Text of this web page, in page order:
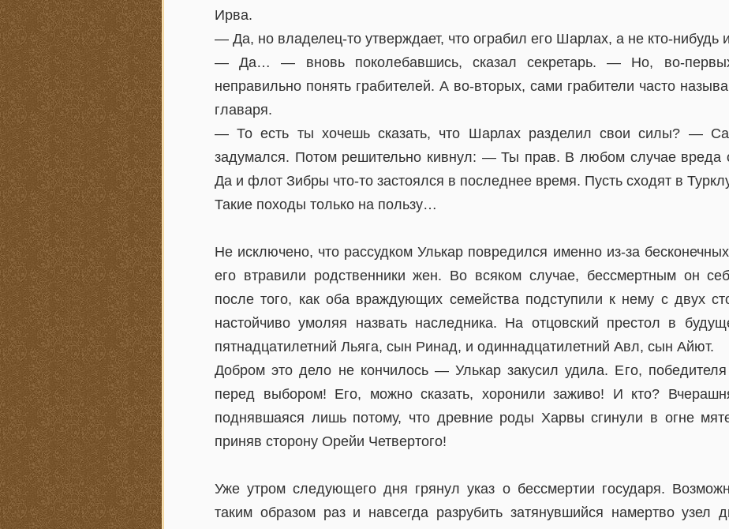
Ирва.
— Да, но владелец-то утверждает, что ограбил его Шарлах, а не кто-нибудь
— Да… — вновь поколебавшись, сказал секретарь. — Но, во-
неправильно понять грабителей. А во-вторых, сами грабители часто
главаря.
— То есть ты хочешь сказать, что Шарлах разделил свои силы? —
задумался. Потом решительно кивнул: — Ты прав. В любом случае вреда
Да и флот Зибры что-то застоялся в последнее время. Пусть сходят в
Такие походы только на пользу…
Не исключено, что рассудком Улькар повредился именно из-за
его втравили родственники жен. Во всяком случае, бессмертным он
после того, как оба враждующих семейства подступили к нему с двух
настойчиво умоляя назвать наследника. На отцовский престол в
пятнадцатилетний Льяга, сын Ринад, и одиннадцатилетний Авл, сын Айют.
Добром это дело не кончилось — Улькар закусил удила. Его,
перед выбором! Его, можно сказать, хоронили заживо! И кто?
поднявшаяся лишь потому, что древние роды Харвы сгинули в огне
приняв сторону Орейи Четвертого!
Уже утром следующего дня грянул указ о бессмертии государя.
таким образом раз и навсегда разрубить затянувшийся намертво узел